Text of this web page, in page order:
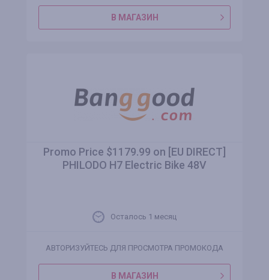
В МАГАЗИН
Promo Price $1179.99 on [EU DIRECT]
PHILODO H7 Electric Bike 48V
Осталось 1 месяц
АВТОРИЗУЙТЕСЬ ДЛЯ ПРОСМОТРА ПРОМОКОДА
В МАГАЗИН